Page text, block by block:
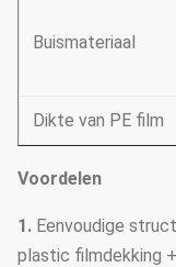
Buismateriaal
Dikte van PE film
Voordelen
1. Eenvoudige
plastic filmdekking